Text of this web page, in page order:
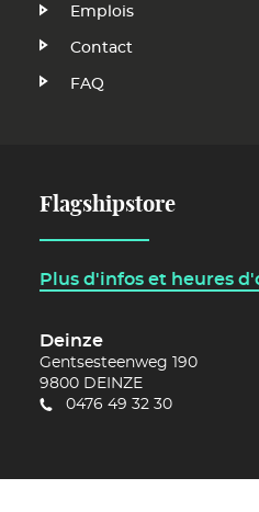
FR
Emplois
Contact
FAQ
Flagshipstore
Plus d'infos et heures
Deinze
Gentsesteenweg 190
9800 DEINZE
0476 49 32 30